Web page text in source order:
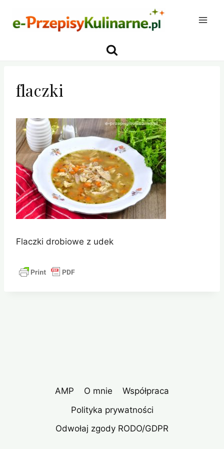
flaczki
Flaczki drobiowe z udek
AMP O mnie
Współpraca
Polityka prywatności
Odwołaj zgody RODO/GDPR